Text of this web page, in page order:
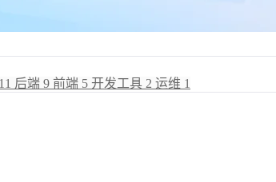
11 后端 9 前端 5 开发工具 2 运维 1